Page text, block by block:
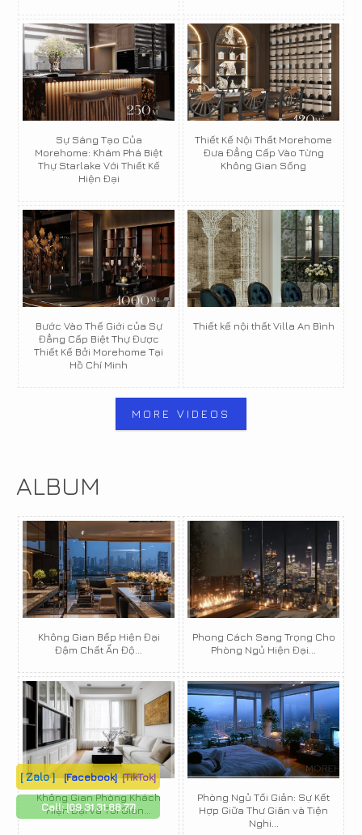
Sự Sáng Tạo Của
Morehome: Khám Phá Biệt
Thự Starlake Với Thiết Kế
Hiện Đại
Thiết Kế Nội Thất Morehome
Đưa Đẳng Cấp Vào Từng
Không Gian Sống
Bước Vào Thế Giới của Sự
Đẳng Cấp Biệt Thự Được
Thiết Kế Bởi Morehome Tại
Hồ Chí Minh
Thiết kế nội thất Villa An Bình
MORE VIDEOS
ALBUM
Không Gian Bếp Hiện Đại
Đậm Chất Ấn Độ...
Phong Cách Sang Trọng Cho
Phòng Ngủ Hiện Đại...
Không Gian Phòng Khách
Hiện Đại và Tối Giản...
Phòng Ngủ Tối Giản: Sự Kết
Hợp Giữa Thư Giãn và Tiện
Nghi...
[ Zalo ] [Facebook] [TikTok]
Call:[09.31.31.88.77]